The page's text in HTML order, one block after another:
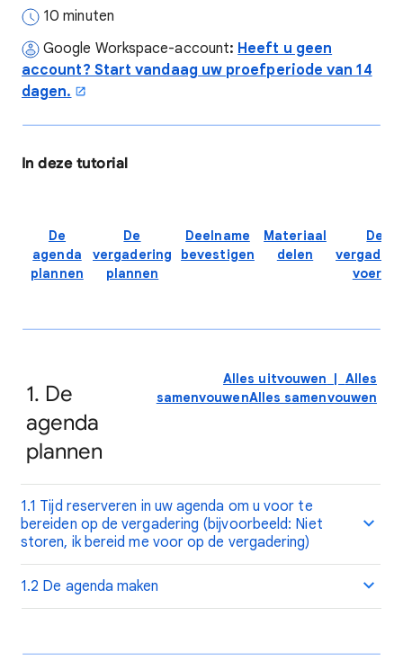
10 minuten
Google Workspace-account: Heeft u geen
account? Start vandaag uw proefperiode van 14
dagen.
In deze tutorial
De
agenda
plannen
De
vergadering
plannen
Deelname
bevestigen
Materiaal
delen
De
voeren
1. De
agenda
plannen
Alles uitvouwen | Alles
samenvouwenAlles samenvouwen
1.1 Tijd reserveren in uw agenda om u voor te
bereiden op de vergadering (bijvoorbeeld: Niet
storen, ik bereid me voor op de vergadering)
1.2 De agenda maken